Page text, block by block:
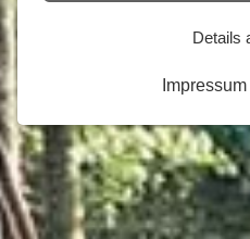
Details
Notwendige Cookies
Funktionen und sind
der Website erforderlich.
Google Analytics
Impressum